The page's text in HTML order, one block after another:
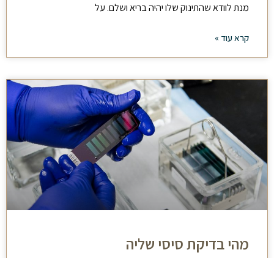
מנת לוודא שהתינוק שלו יהיה בריא ושלם. על
קרא עוד »
מהי בדיקת סיסי שליה